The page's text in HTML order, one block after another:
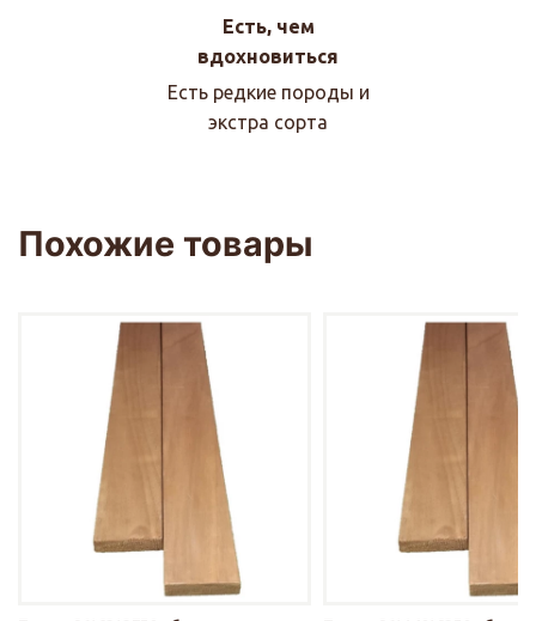
Есть, чем
вдохновиться
Есть редкие породы и
экстра сорта
Похожие товары